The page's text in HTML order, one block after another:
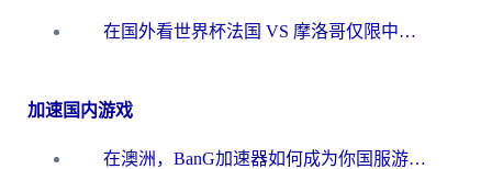
在国外看世界杯法国 VS 摩洛哥仅限中国大陆？海外党这样看中文解说赛事不卡顿
加速国内游戏
在澳洲，BanG加速器如何成为你国服游戏的“时光机”？